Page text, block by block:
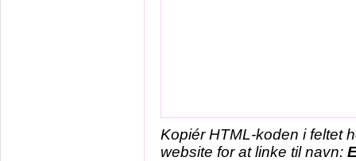
Kopiér HTML-koden i feltet
website for at linke til navn: